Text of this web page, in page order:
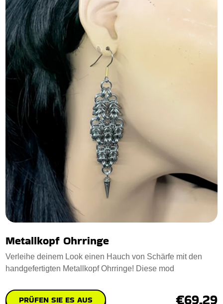
Metallkopf Ohrringe
Verleihe deinem Look einen Hauch von Schärfe mit den
handgefertigten Metallkopf Ohrringe! Diese mod
PRÜFEN SIE ES AUS €69.29